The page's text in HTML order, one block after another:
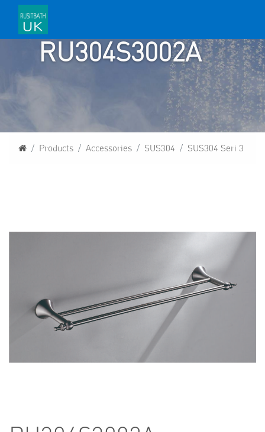
RU304S3002A
Homepage
Products Accessories SUS304 SUS304 Seri 3